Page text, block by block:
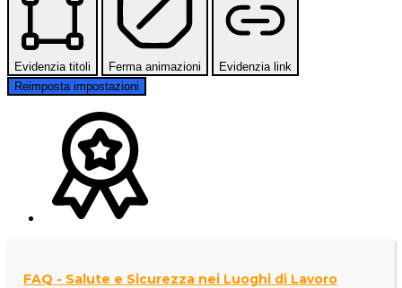
Evidenzia titoli Ferma animazioni
Evidenzia link
Reimposta impostazioni
FAQ - Salute e Sicurezza nei Luoghi di Lavoro